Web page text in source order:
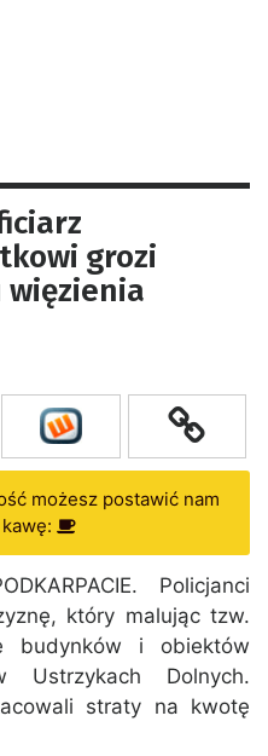
grozi
więzienia
możesz postawić nam
Policjanci
który malując tzw.
budynków i obiektów
Ustrzykach Dolnych.
straty na kwotę